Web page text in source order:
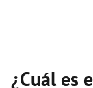
¿Cuál es